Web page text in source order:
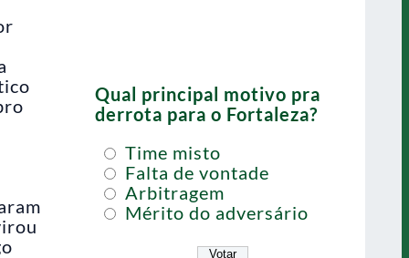
Qual principal motivo pra
derrota para o Fortaleza?
Time misto
Falta de vontade
Arbitragem
Mérito do adversário